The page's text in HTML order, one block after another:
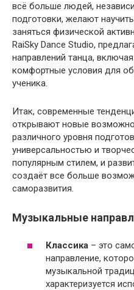
всё больше людей,
подготовки, желают
заняться физической
RaiSky Dance Studio,
направлений танца,
комфортные условия для
ученика.
Итак, современные
открывают новые
различного уровня
универсальностью и
популярным стилем, и
создаёт все больше
саморазвития.
Музыкальные
Классика – это
направление,
музыкальной
характеризуется